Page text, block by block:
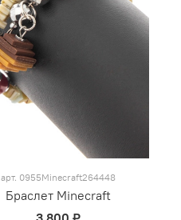
арт. 0955Minecraft264448
Браслет Minecraft